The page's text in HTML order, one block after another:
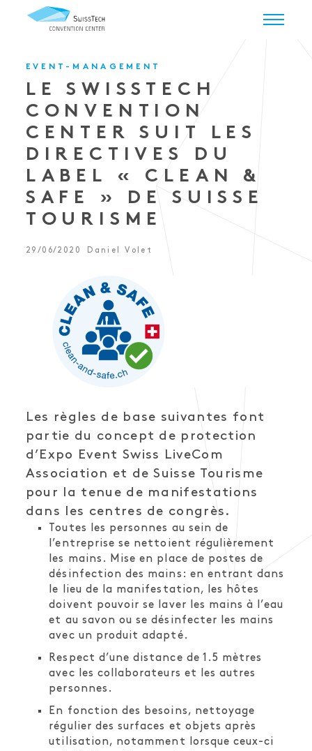
EVENT-MANAGEMENT
LE SWISSTECH
CONVENTION
CENTER SUIT LES
DIRECTIVES DU
LABEL « CLEAN &
SAFE » DE SUISSE
TOURISME
29/06/2020 Daniel Volet
Les règles de base suivantes font
partie du concept de protection
d’Expo Event Swiss LiveCom
Association et de Suisse Tourisme
pour la tenue de manifestations
dans les centres de congrès.
Toutes les personnes au sein de
l’entreprise se nettoient régulièrement
les mains. Mise en place de postes de
désinfection des mains: en entrant dans
le lieu de la manifestation, les hôtes
doivent pouvoir se laver les mains à l’eau
et au savon ou se désinfecter les mains
avec un produit adapté.
Respect d’une distance de 1.5 mètres
avec les collaborateurs et les autres
personnes.
En fonction des besoins, nettoyage
régulier des surfaces et objets après
utilisation, notamment lorsque ceux-ci